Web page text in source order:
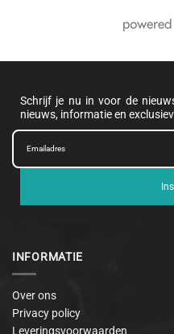
Schrijf je nu in voor de
nieuws, informatie en
INFORMATIE
Over ons
Privacy policy
Leveringsvoorwaarden